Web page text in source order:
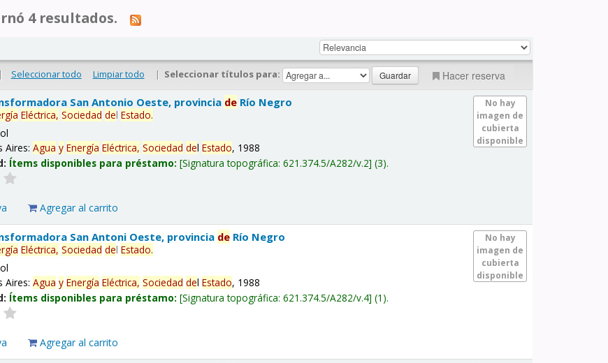
4 resultados.
| Seleccionar todo Limpiar todo | Seleccionar títulos para: Hacer reserva
No hay
imagen de
cubierta
disponible
San Antonio Oeste, provincia de Río Negro
Eléctrica, Sociedad delEstado.
Aires:Agua y Energía Eléctrica, Sociedad delEstado, 1988
Ítems disponibles para préstamo: Signatura topográfica:621.374.5/A282/v.2 (3).
Agregar al carrito
No hay
imagen de
cubierta
disponible
San Antoni Oeste, provincia de Río Negro
Eléctrica, Sociedad delEstado.
Aires:Agua y Energía Eléctrica, Sociedad delEstado, 1988
Ítems disponibles para préstamo: Signatura topográfica:621.374.5/A282/v.4 (1).
Agregar al carrito